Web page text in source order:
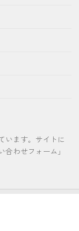
います。サイトに
わせフォーム」